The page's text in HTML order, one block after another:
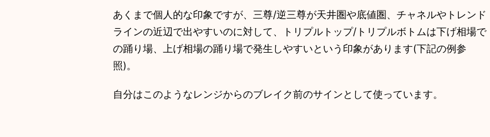
あくまで個人的な印象ですが、三尊/逆三尊が天井圏や底値圏、チャネルやトレンド
ラインの近辺で出やすいのに対して、トリプルトップ/トリプルボトムは下げ相場で
の踊り場、上げ相場の踊り場で発生しやすいという印象があります(下記の例参
照)。
自分はこのようなレンジからのブレイク前のサインとして使っています。